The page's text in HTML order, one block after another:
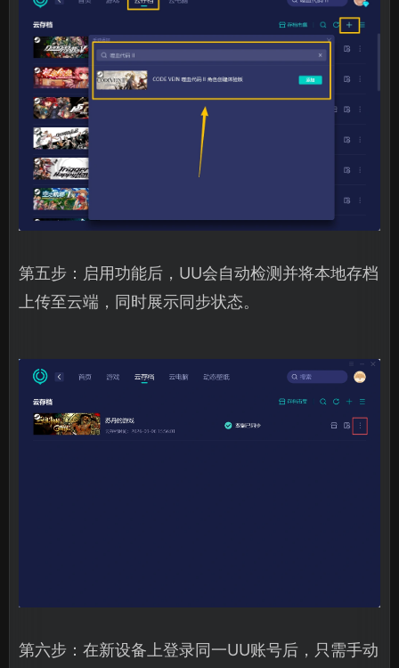
第五步：启用功能后，UU会自动检测并将本地存档
上传至云端，同时展示同步状态。
第六步：在新设备上登录同一UU账号后，只需手动